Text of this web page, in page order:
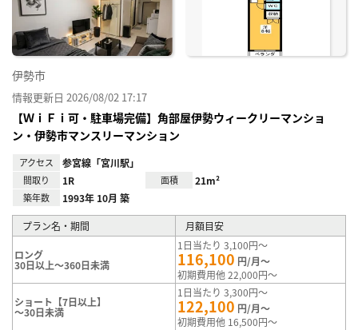
伊勢市
情報更新日 2026/08/02 17:17
【ＷｉＦｉ可・駐車場完備】角部屋伊勢ウィークリーマンショ
ン・伊勢市マンスリーマンション
アクセス 参宮線「宮川駅」
間取り 1R 面積 21m²
築年数 1993年 10月 築
プラン名・期間 月額目安
ロング
30日以上～360日未満
1日当たり 3,100円～
116,100 円/月～
初期費用他 22,000円～
ショート【7日以上】
～30日未満
1日当たり 3,300円～
122,100 円/月～
初期費用他 16,500円～